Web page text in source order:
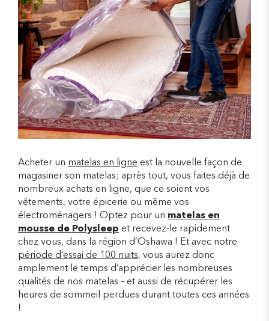
Acheter un matelas en ligne est la nouvelle façon de
magasiner son matelas; après tout, vous faites déjà de
nombreux achats en ligne, que ce soient vos
vêtements, votre épicerie ou même vos
électroménagers ! Optez pour un matelas en
mousse de Polysleep et recevez-le rapidement
chez vous, dans la région d’Oshawa ! Et avec notre
période d’essai de 100 nuits, vous aurez donc
amplement le temps d’apprécier les nombreuses
qualités de nos matelas – et aussi de récupérer les
heures de sommeil perdues durant toutes ces années
!